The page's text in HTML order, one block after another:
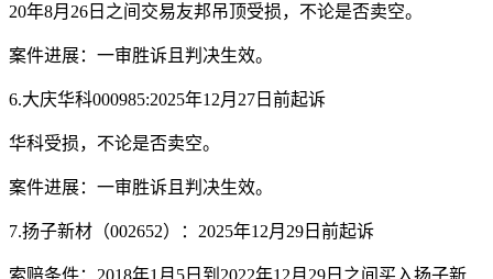
20年8月26日之间交易友邦吊顶受损，不论是否卖空。
案件进展：一审胜诉且判决生效。
6.大庆华科000985:2025年12月27日前起诉
华科受损，不论是否卖空。
案件进展：一审胜诉且判决生效。
7.扬子新材（002652）：2025年12月29日前起诉
索赔条件：2018年1月5日到2022年12月29日之间买入扬子新